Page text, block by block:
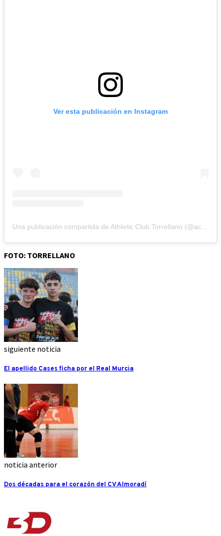
Ver esta publicación en Instagram
FOTO: TORRELLANO
siguiente noticia
El apellido Cases ficha por el Real Murcia
noticia anterior
Dos décadas para el corazón del CV Almoradí